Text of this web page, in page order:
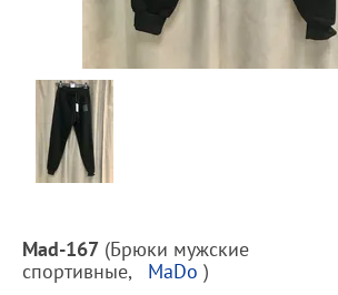
Описание
товара
Mad-167 (Брюки мужские
спортивные, MaDo )